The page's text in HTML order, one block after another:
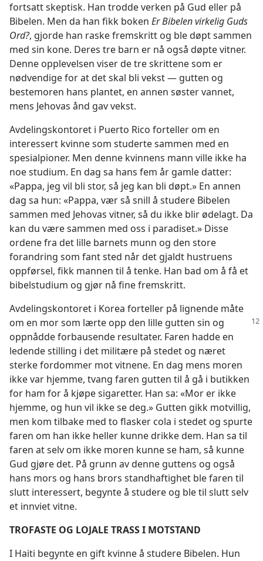
fortsatt skeptisk. Han trodde verken på Gud eller på
Bibelen. Men da han fikk boken Er Bibelen virkelig Guds
Ord?, gjorde han raske fremskritt og ble døpt sammen
med sin kone. Deres tre barn er nå også døpte vitner.
Denne opplevelsen viser de tre skrittene som er
nødvendige for at det skal bli vekst — gutten og
bestemoren hans plantet, en annen søster vannet,
mens Jehovas ånd gav vekst.
Avdelingskontoret i Puerto Rico forteller om en
interessert kvinne som studerte sammen med en
spesialpioner. Men denne kvinnens mann ville ikke ha
noe studium. En dag sa hans fem år gamle datter:
«Pappa, jeg vil bli stor, så jeg kan bli døpt.» En annen
dag sa hun: «Pappa, vær så snill å studere Bibelen
sammen med Jehovas vitner, så du ikke blir ødelagt. Da
kan du være sammen med oss i paradiset.» Disse
ordene fra det lille barnets munn og den store
forandring som fant sted når det gjaldt hustruens
oppførsel, fikk mannen til å tenke. Han bad om å få et
bibelstudium og gjør nå fine fremskritt.
Avdelingskontoret i Korea forteller på lignende måte
om en mor som lærte opp den lille gutten sin og
oppnådde forbausende resultater. Faren hadde en
ledende stilling i det militære på stedet og næret
sterke fordommer mot vitnene. En dag mens moren
ikke var hjemme, tvang faren gutten til å gå i butikken
for ham for å kjøpe sigaretter. Han sa: «Mor er ikke
hjemme, og hun vil ikke se deg.» Gutten gikk motvillig,
men kom tilbake med to flasker cola i stedet og spurte
faren om han ikke heller kunne drikke dem. Han sa til
faren at selv om ikke moren kunne se ham, så kunne
Gud gjøre det. På grunn av denne guttens og også
hans mors og hans brors standhaftighet ble faren til
slutt interessert, begynte å studere og ble til slutt selv
et innviet vitne.
TROFASTE OG LOJALE TRASS I MOTSTAND
I Haiti begynte en gift kvinne å studere Bibelen. Hun